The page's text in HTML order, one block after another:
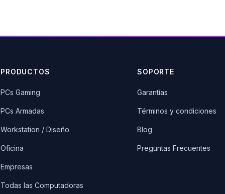
PRODUCTOS
PCs Gaming
PCs Armadas
Workstation / Diseño
Oficina
Empresas
Todas las Computadoras
SOPORTE
Garantías
Términos y condiciones
Blog
Preguntas Frecuentes